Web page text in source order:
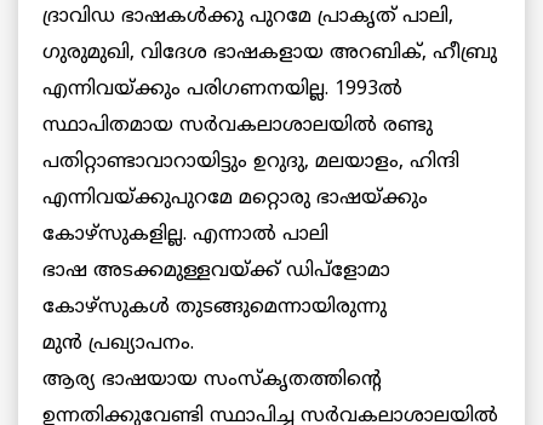
ദ്രാവിഡ ഭാഷകള്‍ക്കു പുറമേ പ്രാകൃത് പാലി,
ഗുരുമുഖി, വിദേശ ഭാഷകളായ അറബിക്, ഹീബ്രു
എന്നിവയ്ക്കും പരിഗണനയില്ല. 1993ല്‍
സ്ഥാപിതമായ സര്‍വകലാശാലയില്‍ രണ്ടു
പതിറ്റാണ്ടാവാറായിട്ടും ഉറുദു, മലയാളം, ഹിന്ദി
എന്നിവയ്ക്കുപുറമേ മറ്റൊരു ഭാഷയ്ക്കും
കോഴ്സുകളില്ല. എന്നാല്‍ പാലി
ഭാഷ അടക്കമുള്ളവയ്ക്ക് ഡിപ്ളോമാ
കോഴ്സുകള്‍ തുടങ്ങുമെന്നായിരുന്നു
മുന്‍ പ്രഖ്യാപനം.
ആര്യ ഭാഷയായ സംസ്കൃതത്തിന്റെ
ഉന്നതിക്കുവേണ്ടി സ്ഥാപിച്ച സര്‍വകലാശാലയില്‍